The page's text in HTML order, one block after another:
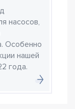
насосов,
Особенно
нашей
года.